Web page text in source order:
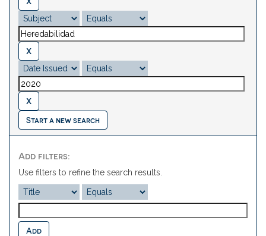
Start a new search
Add filters:
Use filters to refine the search results.